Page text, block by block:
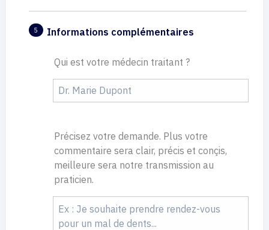
5 Informations complémentaires
Qui est votre médecin traitant ?
Précisez votre demande. Plus votre
commentaire sera clair, précis et conçis,
meilleure sera notre transmission au
praticien.